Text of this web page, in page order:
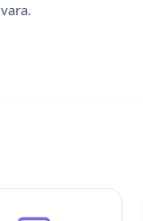
vara.